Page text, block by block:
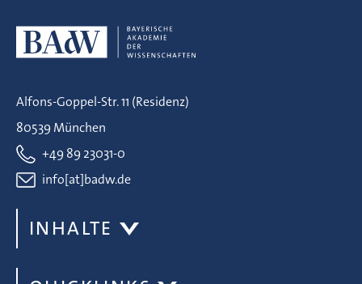
Alfons-Goppel-Str. 11 (Residenz)
80539 München
+49 89 23031-0
info[at]badw.de
INHALTE